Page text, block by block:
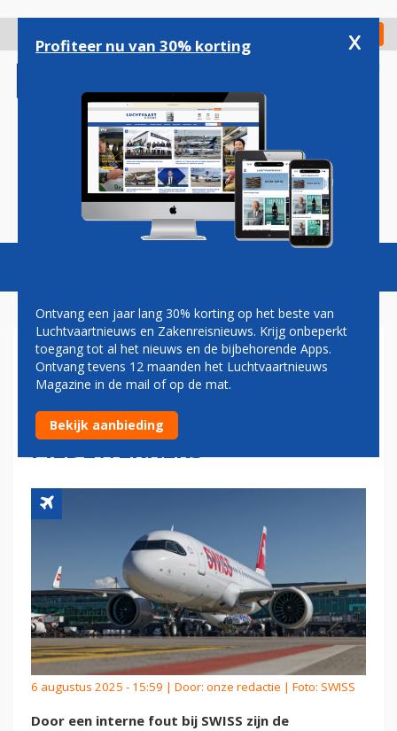
gaan
Check in
Magazine Podcasts Vacatures
FOUTJE BIJ SWISS:
BEOORDELINGEN PILOTEN IN
TE ZIEN DOOR GROTE GROEP
MEDEWERKERS
6 augustus 2025 - 15:59 | Door: onze redactie | Foto: SWISS
Door een interne fout bij SWISS zijn de
Profiteer nu van 30% korting x
Ontvang een jaar lang 30% korting op het beste van
Luchtvaartnieuws en Zakenreisnieuws. Krijg onbeperkt
toegang tot al het nieuws en de bijbehorende Apps.
Ontvang tevens 12 maanden het Luchtvaartnieuws
Magazine in de mail of op de mat.
Bekijk aanbieding